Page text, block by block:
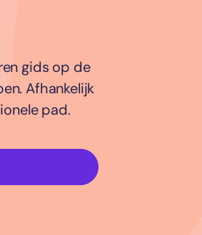
gids op de
Afhankelijk
pad.